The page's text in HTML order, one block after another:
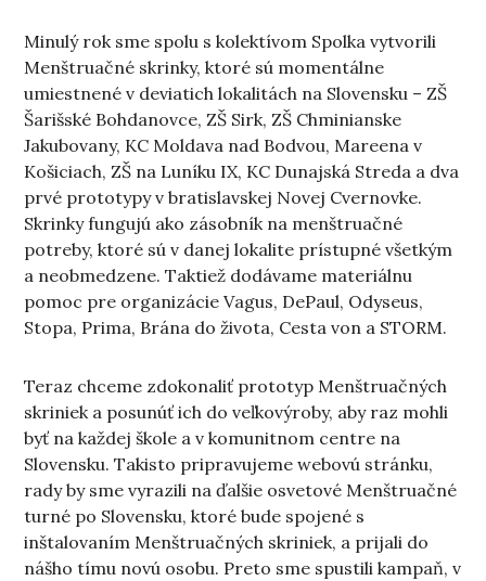
Minulý rok sme spolu s kolektívom Spolka vytvorili
Menštruačné skrinky, ktoré sú momentálne
umiestnené v deviatich lokalitách na Slovensku – ZŠ
Šarišské Bohdanovce, ZŠ Sirk, ZŠ Chminianske
Jakubovany, KC Moldava nad Bodvou, Mareena v
Košiciach, ZŠ na Luníku IX, KC Dunajská Streda a dva
prvé prototypy v bratislavskej Novej Cvernovke.
Skrinky fungujú ako zásobník na menštruačné
potreby, ktoré sú v danej lokalite prístupné všetkým
a neobmedzene. Taktiež dodávame materiálnu
pomoc pre organizácie Vagus, DePaul, Odyseus,
Stopa, Prima, Brána do života, Cesta von a STORM.
Teraz chceme zdokonaliť prototyp Menštruačných
skriniek a posunúť ich do veľkovýroby, aby raz mohli
byť na každej škole a v komunitnom centre na
Slovensku. Takisto pripravujeme webovú stránku,
rady by sme vyrazili na ďalšie osvetové Menštruačné
turné po Slovensku, ktoré bude spojené s
inštalovaním Menštruačných skriniek, a prijali do
nášho tímu novú osobu. Preto sme spustili kampaň, v